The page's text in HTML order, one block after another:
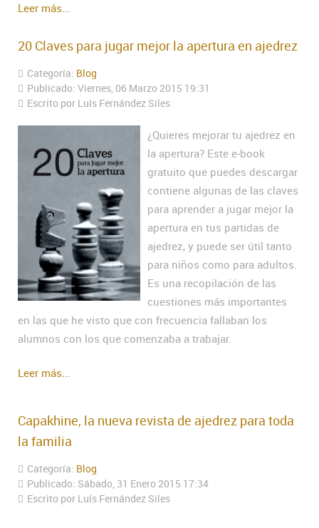
Leer más...
20 Claves para jugar mejor la apertura en ajedrez
Categoría: Blog
Publicado: Viernes, 06 Marzo 2015 19:31
Escrito por Luís Fernández Siles
¿Quieres mejorar tu ajedrez en
la apertura? Este e-book
gratuito que puedes descargar
contiene algunas de las claves
para aprender a jugar mejor la
apertura en tus partidas de
ajedrez, y puede ser útil tanto
para niños como para adultos.
Es una recopilación de las
cuestiones más importantes
en las que he visto que con frecuencia fallaban los
alumnos con los que comenzaba a trabajar.
Leer más...
Capakhine, la nueva revista de ajedrez para toda
la familia
Categoría: Blog
Publicado: Sábado, 31 Enero 2015 17:34
Escrito por Luís Fernández Siles